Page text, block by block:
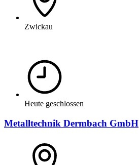
Zwickau
Heute geschlossen
Metalltechnik Dermbach GmbH